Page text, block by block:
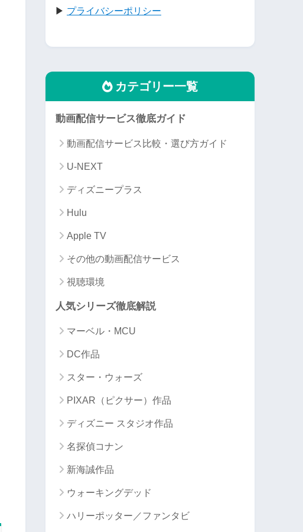
▶ プライバシーポリシー
カテゴリー一覧
動画配信サービス徹底ガイド
動画配信サービス比較・選び方ガイド
U-NEXT
ディズニープラス
Hulu
Apple TV
その他の動画配信サービス
視聴環境
人気シリーズ徹底解説
マーベル・MCU
DC作品
スター・ウォーズ
PIXAR（ピクサー）作品
ディズニー スタジオ作品
名探偵コナン
新海誠作品
ウォーキングデッド
ハリーポッター／ファンタビ